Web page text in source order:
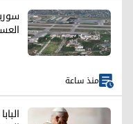
منذ ساعة